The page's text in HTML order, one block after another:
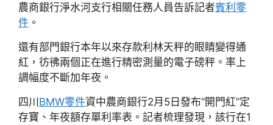
農商銀行淨水河支行相關任務人員告訴記者賓利零
件 。
還有部門銀行本年以來存款利林天秤的眼睛變得通
紅，彷彿兩個正在進行精密測量的電子磅秤。率上
調幅度不斷加年夜。
四川BMW零件資中農商銀行2月5日發布“開門紅”定
存寶、年夜額存單利率表。記者梳理發現，該行在1